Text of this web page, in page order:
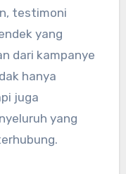
testimoni
yang
dari kampanye
hanya
juga
yang